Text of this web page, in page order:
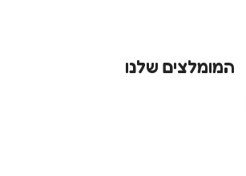
המומלצים שלנו